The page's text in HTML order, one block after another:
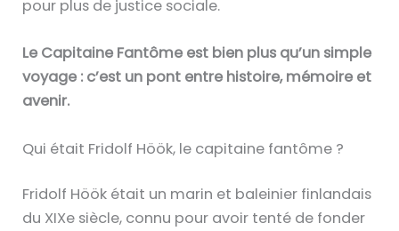
pour plus de justice sociale.
Le Capitaine Fantôme est bien plus qu’un simple
voyage : c’est un pont entre histoire, mémoire et
avenir.
Qui était Fridolf Höök, le capitaine fantôme ?
Fridolf Höök était un marin et baleinier finlandais
du XIXe siècle, connu pour avoir tenté de fonder